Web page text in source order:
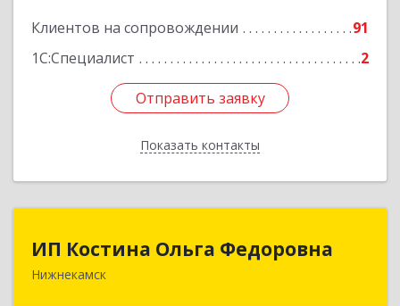
Клиентов на сопровождении
91
1С:Специалист
2
Отправить заявку
Показать контакты
Отправить заявку
Назад
ИП Костина Ольга Федоровна
Нижнекамск